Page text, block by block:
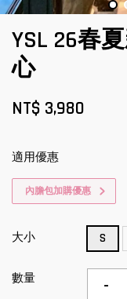
YSL 26春
心
NT$ 3,980
適用優惠
內膽包加購優惠
大小 S
數量 -